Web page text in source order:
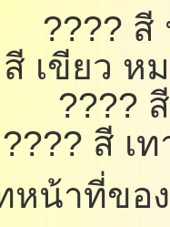
???? สี
เขียว ห
????
???? สี เ
หน้าที่ขอ